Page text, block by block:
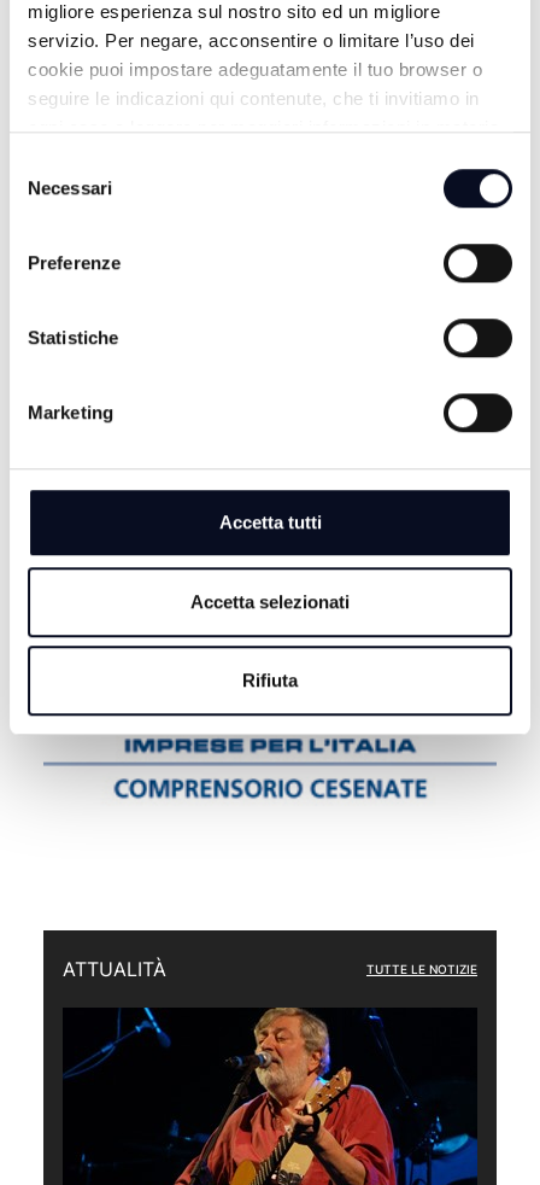
migliore esperienza sul nostro sito ed un migliore
servizio. Per negare, acconsentire o limitare l’uso dei
cookie puoi impostare adeguatamente il tuo browser o
seguire le indicazioni qui contenute, che ti invitiamo in
ogni caso a leggere per maggiori informazioni in materia
delNecessari
Preferenze
Statistiche
Marketing
Accetta tutti
Accetta selezionati
Rifiuta
GALLIPOLI: Ragazzo 19enne morto in mare, era nipote
consigliera E-R Elena Ugolini
MOTORI: Ottimo rientro per Bezzecchi, è terzo nella
ATTUALITÀ TUTTE LE NOTIZIE